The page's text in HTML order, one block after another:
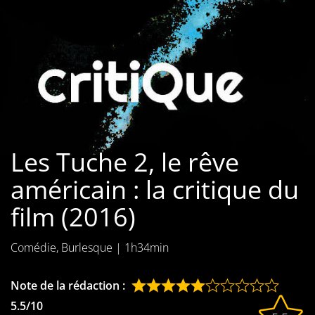
Les films par
Séries
Les films
interdits
Les Dossiers
Les disparus
Les acteurs
Les actrices
Les réalisateurs
Les Tuche 2, le rêve
américain : la critique du
film (2016)
Comédie, Burlesque | 1h34min
Note de la rédaction :
5.5/10